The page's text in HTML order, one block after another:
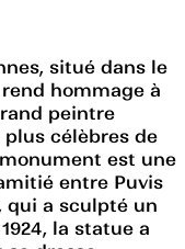
situé dans le
hommage à
peintre
célèbres de
est une
entre Puvis
qui a sculpté un
la statue a